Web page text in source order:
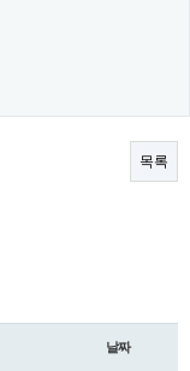
목록
날짜